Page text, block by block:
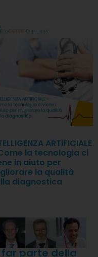
ARTIFICIALE
la tecnologia ci
in aiuto per
la qualità
diagnostica
parte della